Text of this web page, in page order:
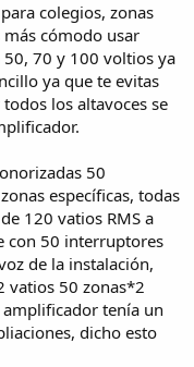
colegios, zonas
más cómodo usar
70 y 100 voltios ya
ya que te evitas
los altavoces se
50
específicas, todas
120 vatios RMS a
con 50 interruptores
de la instalación,
vatios 50 zonas*2
tenía un
dicho esto